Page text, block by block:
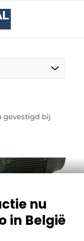
gevestigd bij
nu
in België